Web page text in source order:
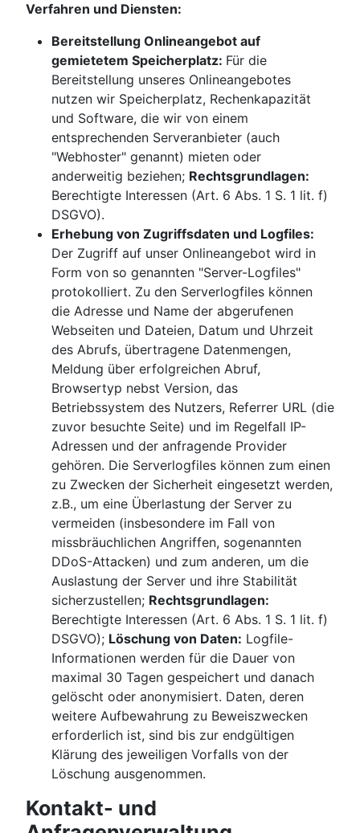
Verfahren und Diensten:
Bereitstellung Onlineangebot auf
gemietetem Speicherplatz: Für die
Bereitstellung unseres Onlineangebotes
nutzen wir Speicherplatz, Rechenkapazität
und Software, die wir von einem
entsprechenden Serveranbieter (auch
"Webhoster" genannt) mieten oder
anderweitig beziehen; Rechtsgrundlagen:
Berechtigte Interessen (Art. 6 Abs. 1 S. 1 lit. f)
DSGVO).
Erhebung von Zugriffsdaten und Logfiles:
Der Zugriff auf unser Onlineangebot wird in
Form von so genannten "Server-Logfiles"
protokolliert. Zu den Serverlogfiles können
die Adresse und Name der abgerufenen
Webseiten und Dateien, Datum und Uhrzeit
des Abrufs, übertragene Datenmengen,
Meldung über erfolgreichen Abruf,
Browsertyp nebst Version, das
Betriebssystem des Nutzers, Referrer URL (die
zuvor besuchte Seite) und im Regelfall IP-
Adressen und der anfragende Provider
gehören. Die Serverlogfiles können zum einen
zu Zwecken der Sicherheit eingesetzt werden,
z.B., um eine Überlastung der Server zu
vermeiden (insbesondere im Fall von
missbräuchlichen Angriffen, sogenannten
DDoS-Attacken) und zum anderen, um die
Auslastung der Server und ihre Stabilität
sicherzustellen; Rechtsgrundlagen:
Berechtigte Interessen (Art. 6 Abs. 1 S. 1 lit. f)
DSGVO); Löschung von Daten: Logfile-
Informationen werden für die Dauer von
maximal 30 Tagen gespeichert und danach
gelöscht oder anonymisiert. Daten, deren
weitere Aufbewahrung zu Beweiszwecken
erforderlich ist, sind bis zur endgültigen
Klärung des jeweiligen Vorfalls von der
Löschung ausgenommen.
Kontakt- und